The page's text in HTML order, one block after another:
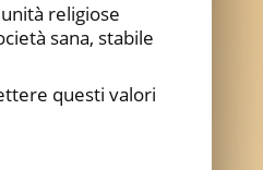
religiose
sana, stabile
questi valori